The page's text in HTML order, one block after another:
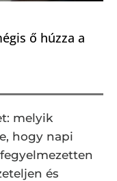
ő húzza a
melyik
hogy napi
és